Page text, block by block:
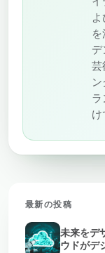
デ
芸
ラ
け
最新の投稿
未来をデ
ウドがデ